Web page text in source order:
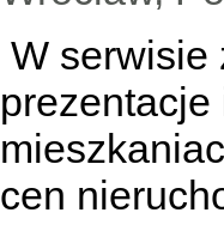
W serwisie
cen